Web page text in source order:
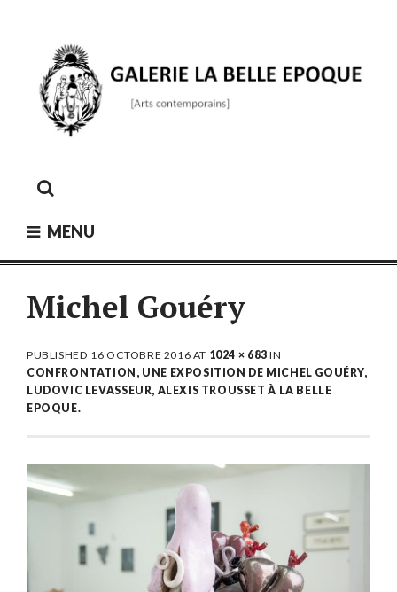
MENU
Michel Gouéry
PUBLISHED 16 OCTOBRE 2016 AT 1024 × 683 IN
CONFRONTATION, UNE EXPOSITION DE MICHEL GOUÉRY,
LUDOVIC LEVASSEUR, ALEXIS TROUSSET À LA BELLE
EPOQUE.